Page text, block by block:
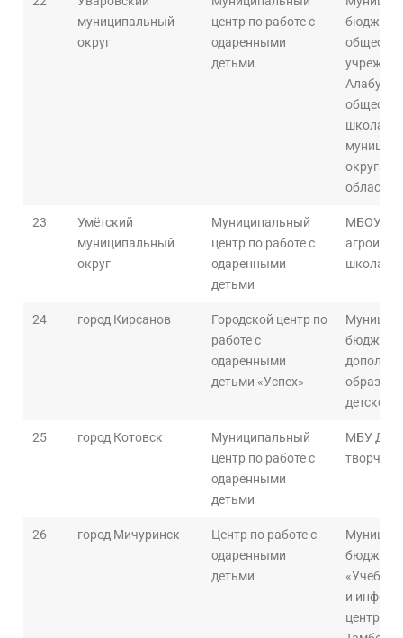
муниципальный
округ
центр по работе с
одаренными
детьми
школа
округа
области
23
Умётский
муниципальный
округ
Муниципальный
центр по работе с
одаренными
детьми
МБОУ
школа»
24 город Кирсанов
Городской центр по
работе с
одаренными
детьми «Успех»
детского
25 город Котовск
Муниципальный
центр по работе с
одаренными
детьми
МБУ ДО
26 город Мичуринск
Центр по работе с
одаренными
детьми
«Учебно-
и
центр»